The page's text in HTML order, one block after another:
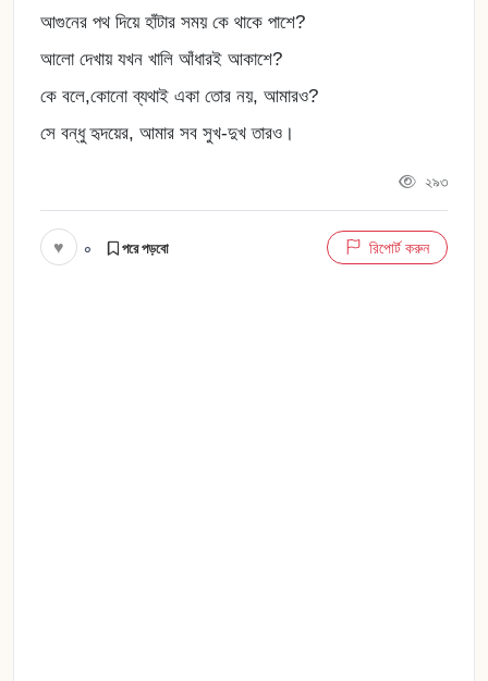
আগুনের পথ দিয়ে হাঁটার সময় কে থাকে পাশে?
আলো দেখায় যখন খালি আঁধারই আকাশে?
কে বলে,কোনো ব্যথাই একা তোর নয়, আমারও?
সে বন্ধু হৃদয়ের, আমার সব সুখ-দুখ তারও।
২৯৩
♥ ০ পরে পড়বো রিপোর্ট করুন